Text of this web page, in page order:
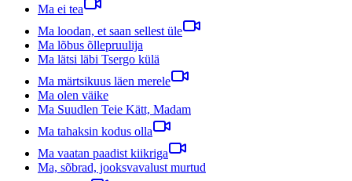
Ma ei tea
Ma loodan, et saan sellest üle
Ma lõbus õllepruulija
Ma lätsi läbi Tsergo külä
Ma märtsikuus läen merele
Ma olen väike
Ma Suudlen Teie Kätt, Madam
Ma tahaksin kodus olla
Ma vaatan paadist kiikriga
Ma, sõbrad, jooksvavalust murtud